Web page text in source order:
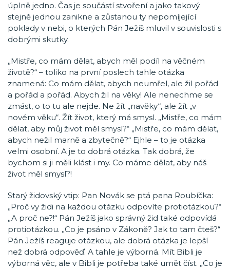
úplně jedno. Čas je součástí stvoření a jako takový
stejně jednou zanikne a zůstanou ty nepomíjející
poklady v nebi, o kterých Pán Ježíš mluvil v souvislosti s
dobrými skutky.
„Mistře, co mám dělat, abych měl podíl na věčném
životě?“ – toliko na první poslech tahle otázka
znamená: Co mám dělat, abych neumřel, ale žil pořád
a pořád a pořád. Abych žil na věky! Ale nenechme se
zmást, o to tu ale nejde. Ne žít „navěky“, ale žít „v
novém věku“. Žít život, který má smysl. „Mistře, co mám
dělat, aby můj život měl smysl?“ „Mistře, co mám dělat,
abych nežil marně a zbytečně?“ Ejhle – to je otázka
velmi osobní. A je to dobrá otázka. Tak dobrá, že
bychom si ji měli klást i my. Co máme dělat, aby náš
život měl smysl?!
Starý židovský vtip: Pan Novák se ptá pana Roubíčka:
„Proč vy židi na každou otázku odpovíte protiotázkou?“
„A proč ne?!“ Pán Ježíš jako správný žid také odpovídá
protiotázkou. „Co je psáno v Zákoně? Jak to tam čteš?“
Pán Ježíš reaguje otázkou, ale dobrá otázka je lepší
než dobrá odpověď. A tahle je výborná. Mít Bibli je
výborná věc, ale v Bibli je potřeba také umět číst. „Co je